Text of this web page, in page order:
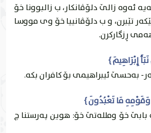
ئه‌وه‌ زالێ دلۆڤانكار، ب زالبوونا خۆ
تێبرن، و ب دلۆڤانییا خۆ وى مووسا
ڕزگاركرن.
به‌حسێ ئيبراهيمى بۆ كافران بكه‌.
خۆ وملله‌تێ خۆ: هوين په‌رستنا چ